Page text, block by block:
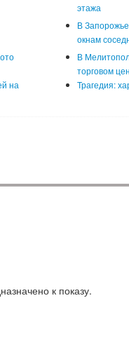
этажа
В
окнам
В
торговом
на
Трагедия:
к показу.